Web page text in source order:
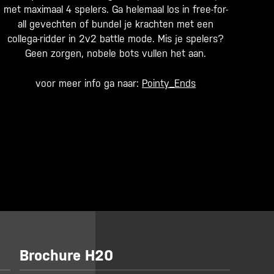
met maximaal 4 spelers. Ga helemaal los in free-for-
all gevechten of bundel je krachten met een
collega-ridder in 2v2 battle mode. Mis je spelers?
Geen zorgen, nobele bots vullen het aan.
voor meer info ga naar: Pointy_Ends
Brochure H20